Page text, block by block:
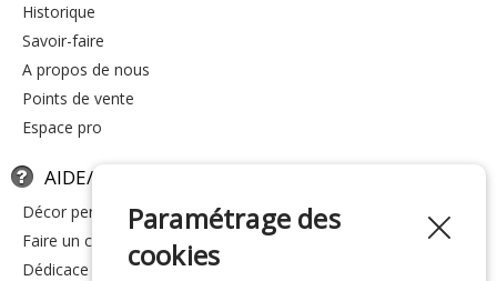
historique
savoir-faire
a propos de nous
points de vente
espace pro
AIDE/FAQ
décor personnalisé
faire un cadeau
dédicace
Paramétrage des
cookies